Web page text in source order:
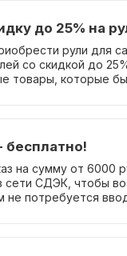
до 25% на
рули для
со скидкой до
товары, которые
бесплатно!
на сумму от 6000
сети СДЭК, чтобы
не потребуется